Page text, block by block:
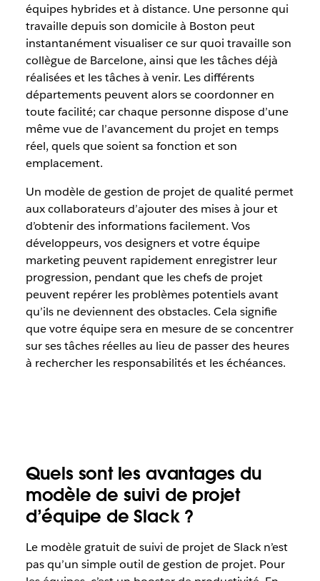
équipes hybrides et à distance. Une personne qui
travaille depuis son domicile à Boston peut
instantanément visualiser ce sur quoi travaille son
collègue de Barcelone, ainsi que les tâches déjà
réalisées et les tâches à venir. Les différents
départements peuvent alors se coordonner en
toute facilité; car chaque personne dispose d’une
même vue de l’avancement du projet en temps
réel, quels que soient sa fonction et son
emplacement.
Un modèle de gestion de projet de qualité permet
aux collaborateurs d’ajouter des mises à jour et
d’obtenir des informations facilement. Vos
développeurs, vos designers et votre équipe
marketing peuvent rapidement enregistrer leur
progression, pendant que les chefs de projet
peuvent repérer les problèmes potentiels avant
qu’ils ne deviennent des obstacles. Cela signifie
que votre équipe sera en mesure de se concentrer
sur ses tâches réelles au lieu de passer des heures
à rechercher les responsabilités et les échéances.
Quels sont les avantages du
modèle de suivi de projet
d’équipe de Slack ?
Le modèle gratuit de suivi de projet de Slack n’est
pas qu’un simple outil de gestion de projet. Pour